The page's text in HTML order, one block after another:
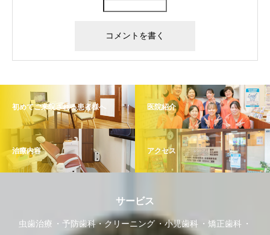
初めてご来院される患者様へ 医院紹介
治療内容 アクセス
サービス
虫歯治療 予防歯科・クリーニング 小児歯科
矯正歯科